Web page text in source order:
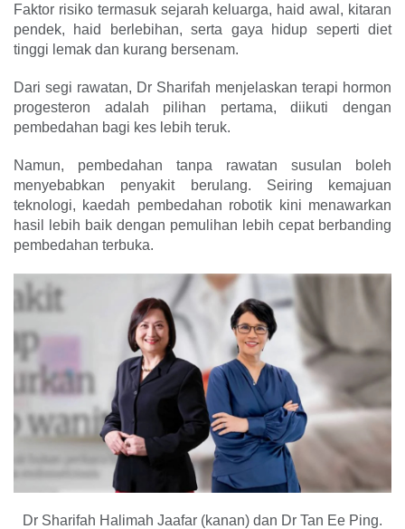
Faktor risiko termasuk sejarah keluarga, haid awal, kitaran
pendek, haid berlebihan, serta gaya hidup seperti diet
tinggi lemak dan kurang bersenam.
Dari segi rawatan, Dr Sharifah menjelaskan terapi hormon
progesteron adalah pilihan pertama, diikuti dengan
pembedahan bagi kes lebih teruk.
Namun, pembedahan tanpa rawatan susulan boleh
menyebabkan penyakit berulang. Seiring kemajuan
teknologi, kaedah pembedahan robotik kini menawarkan
hasil lebih baik dengan pemulihan lebih cepat berban­ding
pembedahan terbuka.
Dr Sharifah Halimah Jaafar (kanan) dan Dr Tan Ee Ping.